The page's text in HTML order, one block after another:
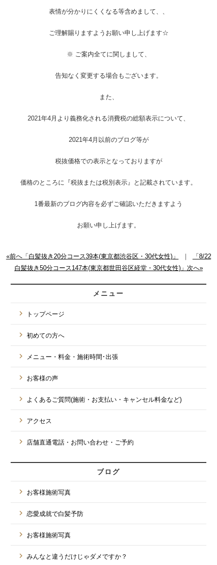
表情が分かりにくくなる等含めまして、、
ご理解賜りますようお願い申し上げます☆
※ ご案内全てに関しまして、
告知なく変更する場合もございます。
また、
2021年4月より義務化される消費税の総額表示について、
2021年4月以前のブログ等が
税抜価格での表示となっておりますが
価格のところに『税抜または税別表示』と記載されています。
1番最新のブログ内容を必ずご確認いただきますよう
お願い申し上げます。
«前へ「白髪抜き20分コース39本(東京都渋谷区・30代女性)」 ｜
「8/22
白髪抜き50分コース147本(東京都世田谷区経堂・30代女性)」次へ»
メニュー
トップページ
初めての方へ
メニュー・料金・施術時間･出張
お客様の声
よくあるご質問(施術・お支払い・キャンセル料金など)
アクセス
店舗直通電話・お問い合わせ・ご予約
ブログ
お客様施術写真
恋愛成就で白髪予防
お客様施術写真
みんなと違うだけじゃダメですか？